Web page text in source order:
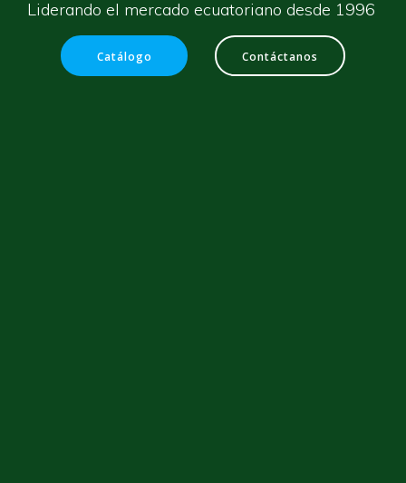
Liderando el mercado ecuatoriano desde 1996
Catálogo Contáctanos